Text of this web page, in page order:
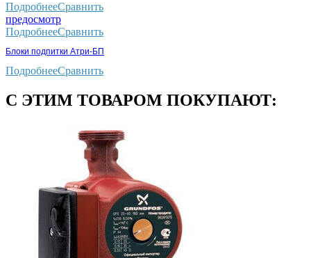
ПодробнееСравнить
предосмотр
ПодробнееСравнить
Блоки подпитки Атри-БП
ПодробнееСравнить
С ЭТИМ ТОВАРОМ ПОКУПАЮТ: